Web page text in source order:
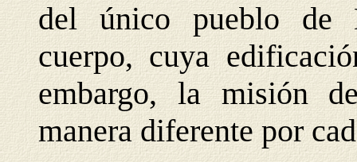
del único pueblo de
cuerpo, cuya
embargo, la misión
manera diferente por